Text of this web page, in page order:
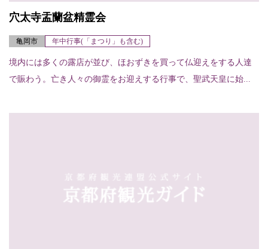
穴太寺盂蘭盆精霊会
亀岡市 年中行事(「まつり」も含む)
境内には多くの露店が並び、ほおずきを買って仏迎えをする人達
で賑わう。亡き人々の御霊をお迎えする行事で、聖武天皇に始...